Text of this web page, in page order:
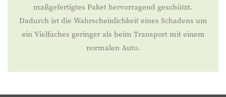
maßgefertigtes Paket hervorragend geschützt.
Dadurch ist die Wahrscheinlichkeit eines Schadens um
ein Vielfaches geringer als beim Transport mit einem
normalen Auto.